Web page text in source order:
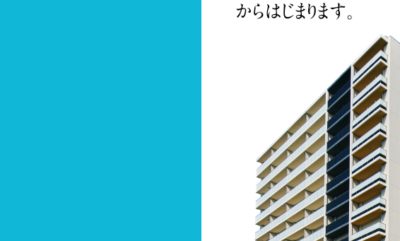
からはじまります。